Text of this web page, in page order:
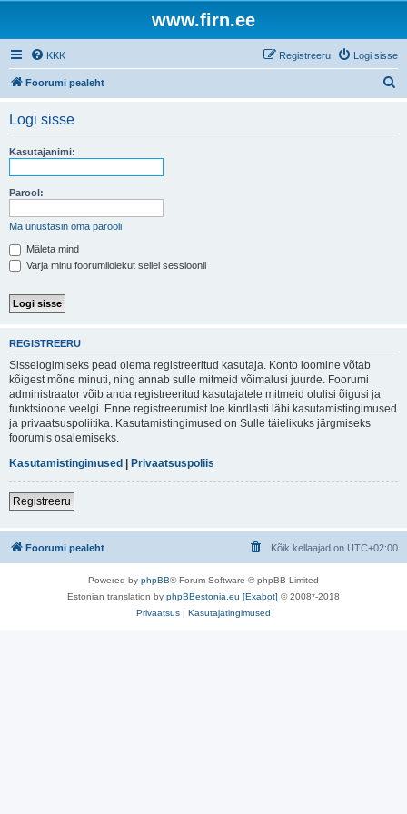
www.firn.ee
KKK Logi sisse
Registreeru
Foorumi pealeht
Logi sisse
Kasutajanimi:
Parool:
Ma unustasin oma parooli
Mäleta mind
Varja minu foorumilolekut sellel sessioonil
REGISTREERU
Sisselogimiseks pead olema registreeritud kasutaja. Konto loomine võtab
kõigest mõne minuti, ning annab sulle mitmeid võimalusi juurde. Foorumi
administraator võib anda registreeritud kasutajatele mitmeid olulisi õigusi ja
funktsioone veelgi. Enne registreerumist loe kindlasti läbi kasutamistingimused
ja privaatsuspoliitika. Kasutamistingimused on Sulle täielikuks järgmiseks
foorumis osalemiseks.
Kasutamistingimused | Privaatsuspoliis
Registreeru
Foorumi pealeht Kõik kellaajad on UTC+02:00
Powered by phpBB® Forum Software © phpBB Limited
Estonian translation by phpBBestonia.eu [Exabot] © 2008*-2018
Privaatsus | Kasutajatingimused